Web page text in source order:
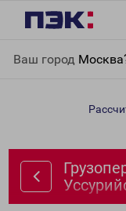
Ваш город
Уссурийск